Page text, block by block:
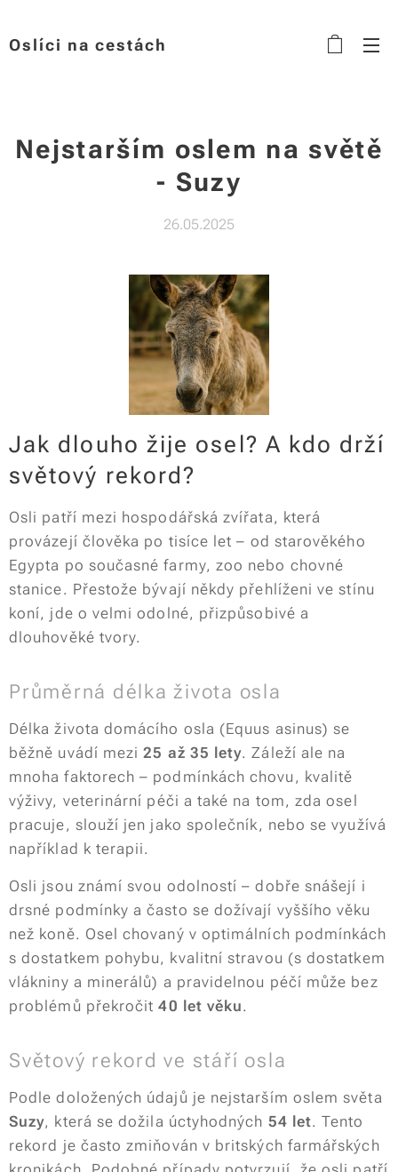
Oslíci na cestách
Nejstarším oslem na světě
- Suzy
26.05.2025
Jak dlouho žije osel? A kdo drží
světový rekord?
Osli patří mezi hospodářská zvířata, která
provázejí člověka po tisíce let – od starověkého
Egypta po současné farmy, zoo nebo chovné
stanice. Přestože bývají někdy přehlíženi ve stínu
koní, jde o velmi odolné, přizpůsobivé a
dlouhověké tvory.
Průměrná délka života osla
Délka života domácího osla (Equus asinus) se
běžně uvádí mezi25 až 35 lety. Záleží ale na
mnoha faktorech – podmínkách chovu, kvalitě
výživy, veterinární péči a také na tom, zda osel
pracuje, slouží jen jako společník, nebo se využívá
například k terapii.
Osli jsou známí svou odolností – dobře snášejí i
drsné podmínky a často se dožívají vyššího věku
než koně. Osel chovaný v optimálních podmínkách
s dostatkem pohybu, kvalitní stravou (s dostatkem
vlákniny a minerálů) a pravidelnou péčí může bez
problémů překročit40 let věku.
Světový rekord ve stáří osla
Podle doložených údajů je nejstarším oslem světa
Suzy, která se dožila úctyhodných 54 let. Tento
rekord je často zmiňován v britských farmářských